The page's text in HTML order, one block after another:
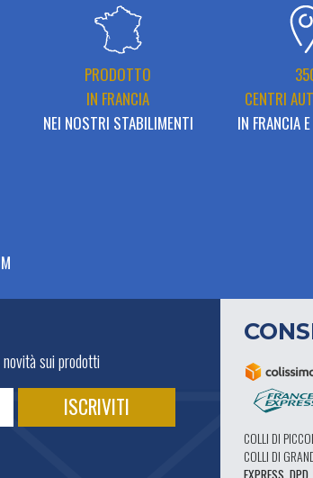
PRODOTTO
IN FRANCIA
NEI NOSTRI STABILIMENTI
CENTRI
IN FRANCIA
sui prodotti
COLLI DI
COLLI DI